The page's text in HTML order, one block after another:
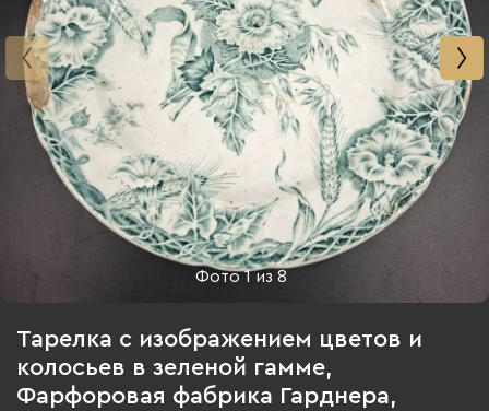
Фото1из8
Тарелка с изображением цветов и
колосьев в зеленой гамме,
Фарфоровая фабрика Гарднера,